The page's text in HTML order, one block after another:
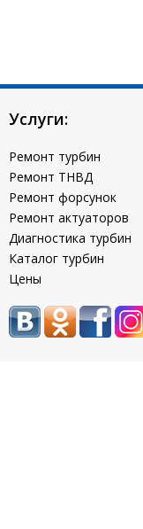
Услуги:
Ремонт турбин
Ремонт ТНВД
Ремонт форсунок
Ремонт актуаторов
Диагностика турбин
Каталог турбин
Цены